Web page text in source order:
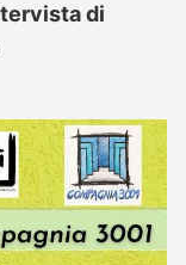
di